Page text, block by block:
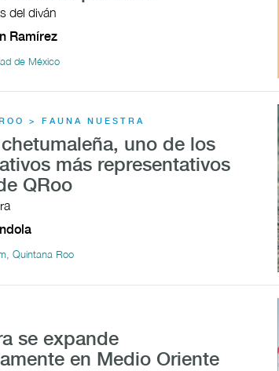
del diván
Ramírez
de México
> FAUNA NUESTRA
uno de los
más representativos
QRoo
Quintana Roo
se expande
en Medio Oriente